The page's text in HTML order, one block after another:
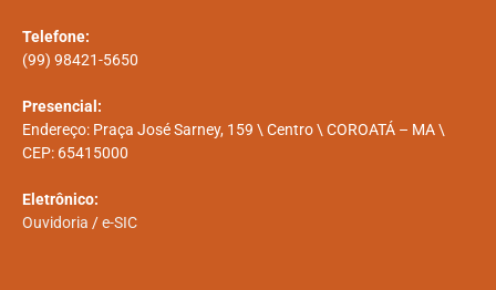
Telefone:
(99) 98421-5650
Presencial:
Endereço: Praça José Sarney, 159 \ Centro \ COROATÁ – MA \
CEP: 65415000
Eletrônico:
Ouvidoria /e-SIC